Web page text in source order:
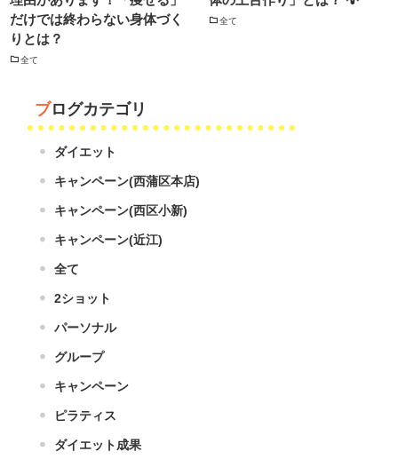
だけでは終わらない身体づく
りとは？
全て
全て
ブログカテゴリ
ダイエット
キャンペーン(西蒲区本店)
キャンペーン(西区小新)
キャンペーン(近江)
全て
2ショット
パーソナル
グループ
キャンペーン
ピラティス
ダイエット成果